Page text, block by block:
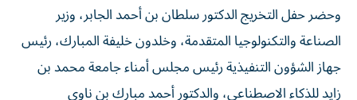
وحضر حفل التخريج الدكتور سلطان بن أحمد الجابر، وزير
الصناعة والتكنولوجيا المتقدمة، وخلدون خليفة المبارك، رئيس
جهاز الشؤون التنفيذية رئيس مجلس أمناء جامعة محمد بن
زايد للذكاء الاصطناعي، والدكتور أحمد مبارك بن ناوي